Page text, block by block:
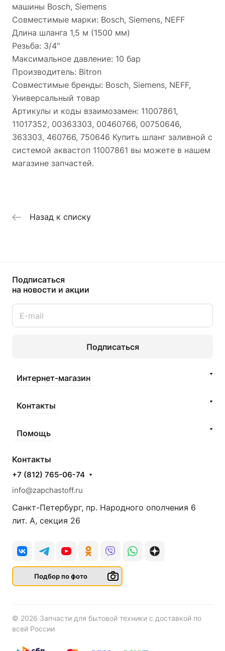
машины Bosch, Siemens
Совместимые марки: Bosch, Siemens, NEFF
Длина шланга 1,5 м (1500 мм)
Резьба: 3/4"
Максимальное давление: 10 бар
Производитель: Bitron
Совместимые бренды: Bosch, Siemens, NEFF,
Универсальный товар
Артикулы и коды взаимозамен: 11007861,
11017352, 00363303, 00460766, 00750646,
363303, 460766, 750646 Купить шланг заливной с
системой аквастоп 11007861 вы можете в нашем
магазине запчастей.
Назад к списку
Подписаться
на новости и акции
Подписаться
Интернет-магазин
Контакты
Помощь
Контакты
+7 (812) 765-06-74
info@zapchastoff.ru
Санкт-Петербург, пр. Народного ополчения 6
лит. А, секция 26
Подбор по фото
© 2026 Запчасти для бытовой техники с доставкой по
всей России